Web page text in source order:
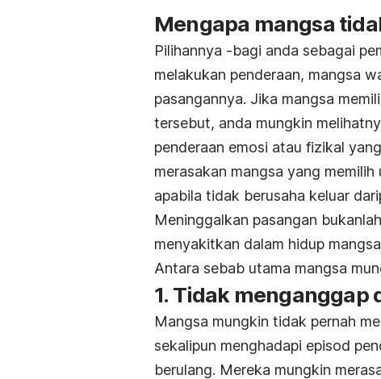
Mengapa mangsa
Pilihannya -bagi anda sebagai
melakukan penderaan, mangsa
pasangannya. Jika mangsa
tersebut, anda mungkin
penderaan emosi atau fizikal
merasakan mangsa yang
apabila tidak berusaha keluar
Meninggalkan pasangan
menyakitkan dalam hidup
Antara sebab utama mangsa
1. Tidak menganggap
Mangsa mungkin tidak pernah
sekalipun menghadapi episod
berulang. Mereka mungkin